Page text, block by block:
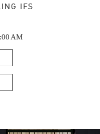
IFS
AM
in New Tab